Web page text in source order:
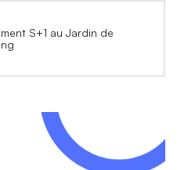
S+1 au Jardin de